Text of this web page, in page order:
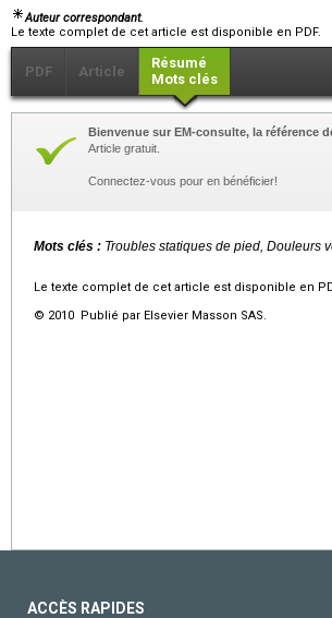
Auteur correspondant.
Le texte complet de cet article est disponible en PDF.
PDF Article
Résumé
Mots clés
Bienvenue sur EM-consulte, la référence
Article gratuit.
Connectez-vous pour en bénéficier!
Mots clés : Troubles statiques de pied, Douleurs
Le texte complet de cet article est disponible en
© 2010 Publié par Elsevier Masson SAS.
ACCÈS RAPIDES